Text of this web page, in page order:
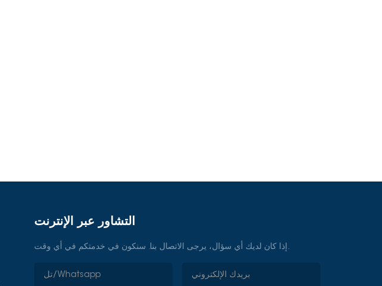
التشاور عبر الإنترنت
إذا كان لديك أي سؤال، يرجى الاتصال بنا. سنكون في خدمتكم في أي وقت.